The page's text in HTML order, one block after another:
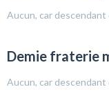
Aucun, car
Demie fraterie
Aucun, car